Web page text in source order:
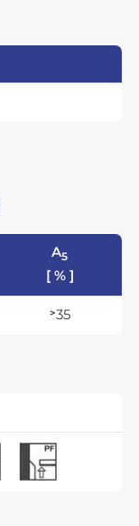
A5
[ % ]
˃35